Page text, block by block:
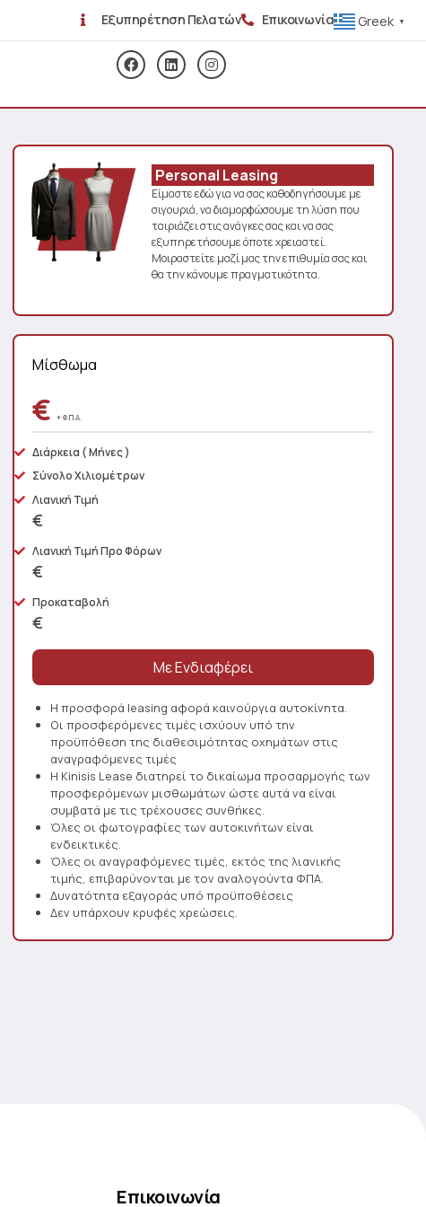
Εξυπηρέτηση Πελατών Επικοινωνία Greek ▼
Personal Leasing
Είμαστε εδώ για να σας καθοδηγήσουμε με
σιγουριά, να διαμορφώσουμε τη λύση που
ταιριάζει στις ανάγκες σας και να σας
εξυπηρετήσουμε όποτε χρειαστεί.
Μοιραστείτε μαζί μας την επιθυμία σας και
θα την κάνουμε πραγματικότητα.
Μίσθωμα
€+ Φ.Π.Α.
Διάρκεια ( Μήνες )
Σύνολο Χιλιομέτρων
Λιανική Τιμή
€
Λιανική Τιμή Προ Φόρων
€
Προκαταβολή
€
Η προσφορά leasing αφορά καινούργια αυτοκίνητα.
Οι προσφερόμενες τιμές ισχύουν υπό την
προϋπόθεση της διαθεσιμότητας οχημάτων στις
αναγραφόμενες τιμές
Η Kinisis Lease διατηρεί το δικαίωμα προσαρμογής των
προσφερόμενων μισθωμάτων ώστε αυτά να είναι
συμβατά με τις τρέχουσες συνθήκες.
Όλες οι φωτογραφίες των αυτοκινήτων είναι
ενδεικτικές.
Όλες οι αναγραφόμενες τιμές, εκτός της λιανικής
τιμής, επιβαρύνονται με τον αναλογούντα ΦΠΑ.
Δυνατότητα εξαγοράς υπό προϋποθέσεις
Δεν υπάρχουν κρυφές χρεώσεις.
Επικοινωνία